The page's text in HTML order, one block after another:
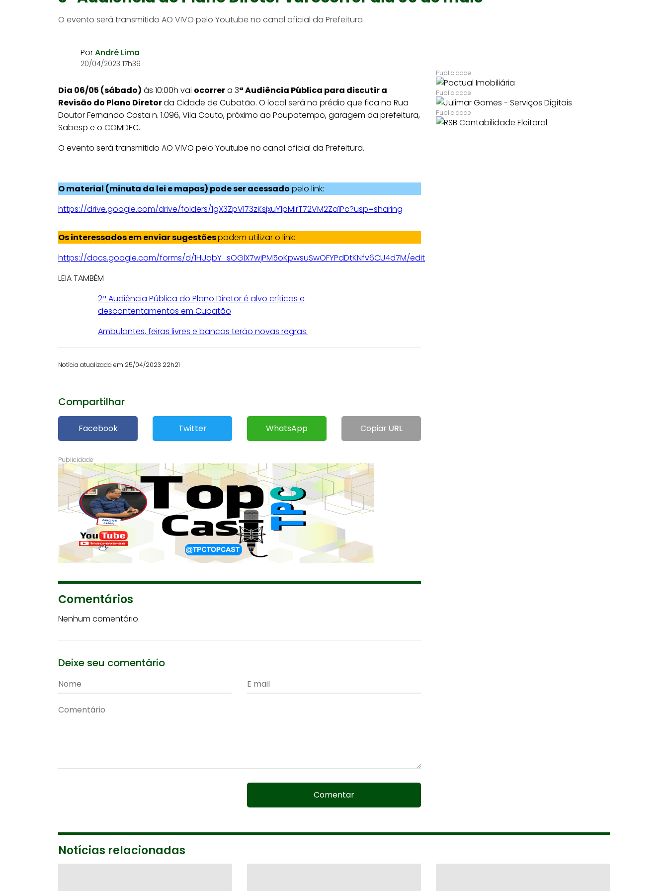
O evento será transmitido AO VIVO pelo Youtube no canal oficial da Prefeitura
PorAndré Lima
20/04/2023 17h39
Dia 06/05 (sábado) às 10:00h vai ocorrera 3ª Audiência Pública para discutir a
Revisão do Plano Diretorda Cidade de Cubatão. O local será no prédio que fica na Rua
Doutor Fernando Costa n. 1.096, Vila Couto, próximo ao Poupatempo, garagem da prefeitura,
Sabesp e o COMDEC.
O evento será transmitido AO VIVO pelo Youtube no canal oficial da Prefeitura.
O material (minuta da lei e mapas) pode ser acessado pelo link:
https://drive.google.com/drive/folders/1gX3ZpVl73zKsjxuY1pMlrT72VM2Za1Pc?usp=sharing
Os interessados em enviar sugestõespodem utilizar o link:
https://docs.google.com/forms/d/1HUqbY_sOGlX7wjPM5oKpwsuSwOFYPdDtKNfv6CU4d7M/edit
LEIA TAMBÉM
2ª Audiência Pública do Plano Diretor é alvo críticas e
descontentamentos em Cubatão
Ambulantes, feiras livres e bancas terão novas regras.
Notícia atualizada em 25/04/2023 22h21
Compartilhar
Facebook Twitter WhatsApp Copiar URL
Comentários
Nenhum comentário
Deixe seu comentário
Comentar
Notícias relacionadas